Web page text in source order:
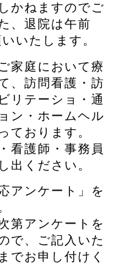
かねますのでご
、退院は午前
いたします。
家庭において療
、訪問看護・訪
リテーショ・通
ン・ホームヘル
ております。
看護師・事務員
出ください。
アンケート」を
第アンケートを
で、ご記入いた
でお申し付けく